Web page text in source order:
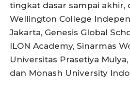
tingkat dasar sampai akhir,
Wellington College
Jakarta, Genesis Global
ILON Academy, Sinarmas
Universitas Prasetiya
dan Monash University